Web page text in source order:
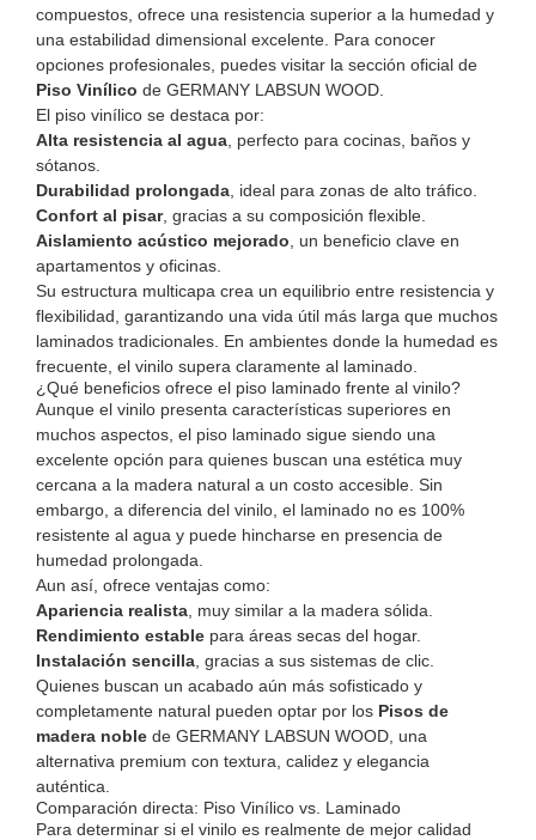
compuestos, ofrece una resistencia superior a la humedad y
una estabilidad dimensional excelente. Para conocer
opciones profesionales, puedes visitar la sección oficial de
Piso Vinílico de GERMANY LABSUN WOOD.
El piso vinílico se destaca por:
Alta resistencia al agua , perfecto para cocinas, baños y
sótanos.
Durabilidad prolongada , ideal para zonas de alto tráfico.
Confort al pisar, gracias a su composición flexible.
Aislamiento acústico mejorado , un beneficio clave en
apartamentos y oficinas.
Su estructura multicapa crea un equilibrio entre resistencia y
flexibilidad, garantizando una vida útil más larga que muchos
laminados tradicionales. En ambientes donde la humedad es
frecuente, el vinilo supera claramente al laminado.
¿Qué beneficios ofrece el piso laminado frente al vinilo?
Aunque el vinilo presenta características superiores en
muchos aspectos, el piso laminado sigue siendo una
excelente opción para quienes buscan una estética muy
cercana a la madera natural a un costo accesible. Sin
embargo, a diferencia del vinilo, el laminado no es 100%
resistente al agua y puede hincharse en presencia de
humedad prolongada.
Aun así, ofrece ventajas como:
Apariencia realista , muy similar a la madera sólida.
Rendimiento estable para áreas secas del hogar.
Instalación sencilla , gracias a sus sistemas de clic.
Quienes buscan un acabado aún más sofisticado y
completamente natural pueden optar por los Pisos de
madera noble de GERMANY LABSUN WOOD, una
alternativa premium con textura, calidez y elegancia
auténtica.
Comparación directa: Piso Vinílico vs. Laminado
Para determinar si el vinilo es realmente de mejor calidad